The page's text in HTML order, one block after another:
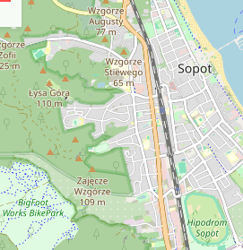
Szukaj